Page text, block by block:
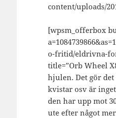
content/uploads/
[wpsm_offerbox
o-fritid/eldrivna-
title=”Orb Wheel
hjulen. Det gör
kvistar osv är
den har upp mot
ute efter något